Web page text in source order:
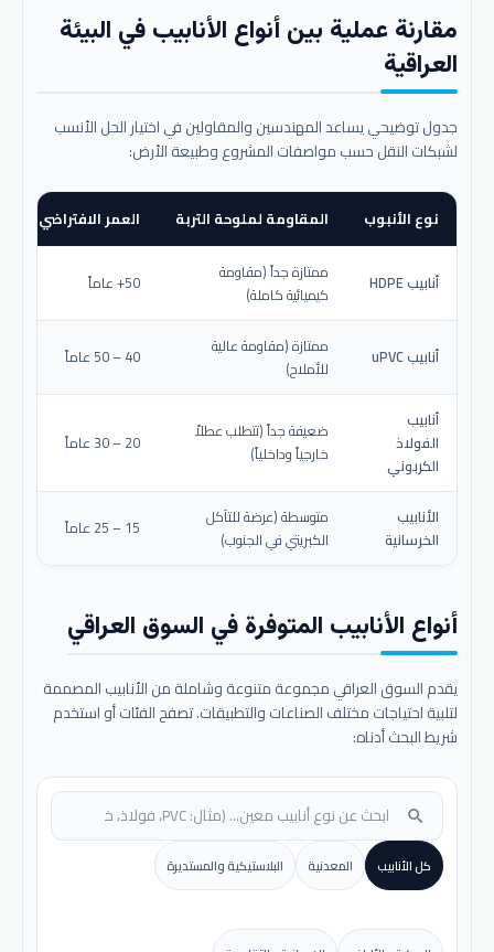
مقارنة عملية بين أنواع الأنابيب في البيئة
العراقية
جدول توضيحي يساعد المهندسين والمقاولين في اختيار الحل الأنسب
لشبكات النقل حسب مواصفات المشروع وطبيعة الأرض:
نوع الأنبوب المقاومة لملوحة التربة العمر الافتراضي
أنابيب HDPE
ممتازة جداً (مقاومة
كيميائية كاملة)
50+ عاماً
أنابيب uPVC
ممتازة (مقاومة عالية
للأملاح)
40 – 50 عاماً
أنابيب
الفولاذ
الكربوني
ضعيفة جداً (تتطلب عطلاً
خارجياً وداخلياً)
20 – 30 عاماً
الأنابيب
الخرسانية
متوسطة (عرضة للتآكل
الكبريتي في الجنوب)
15 – 25 عاماً
أنواع الأنابيب المتوفرة في السوق العراقي
يقدم السوق العراقي مجموعة متنوعة وشاملة من الأنابيب المصممة
لتلبية احتياجات مختلف الصناعات والتطبيقات. تصفح الفئات أو استخدم
شريط البحث أدناه:
search
كل الأنابيب المعدنية البلاستيكية والمستديرة